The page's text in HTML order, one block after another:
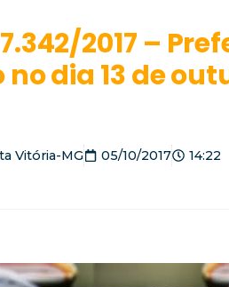
2017 –
dia 13 de
Vitória-MG 05/10/2017 14:22